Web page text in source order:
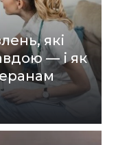
які
— і як